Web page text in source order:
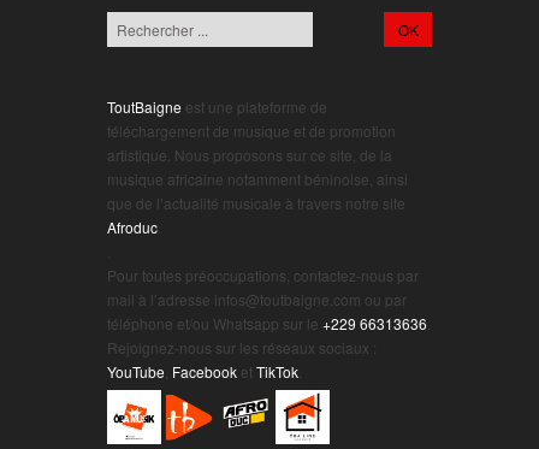
ToutBaigne est une plateforme de
téléchargement de musique et de promotion
artistique. Nous proposons sur ce site, de la
musique africaine notamment béninoise, ainsi
que de l’actualité musicale à travers notre site
Afroduc
Pour toutes préoccupations, contactez-nous par
mail à l’adresse infos@toutbaigne.com ou par
téléphone et/ou Whatsapp sur le +229 66313636
Rejoignez-nous sur les réseaux sociaux :
YouTube Facebook etTikTok